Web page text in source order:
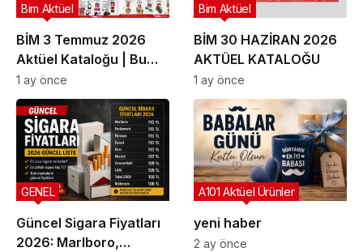
BİM 3 Temmuz 2026
Aktüel Kataloğu | Bu
Hafta İndirime Giren
Ürünler
Bim Aktüel
1 ay önce
BİM 30 HAZİRAN 2026
AKTÜEL KATALOĞU
Bim Aktüel
1 ay önce
Güncel Sigara Fiyatları
2026: Marlboro,
GENEL
yeni haber
A101 Aktüel Ürünler
2 ay önce